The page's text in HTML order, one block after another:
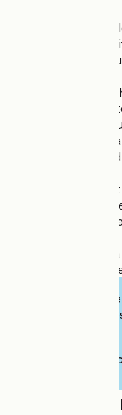
La nuit, le
la tombée de la
extraordinaire et
Envie d’un
Baràgones
Amis,
soirées dans ce
d’Amérique du
• Accès wifi gratuit
• Accessible aux
• Parking privé
Le Collège Hôtel
note
Cet
leur site pour